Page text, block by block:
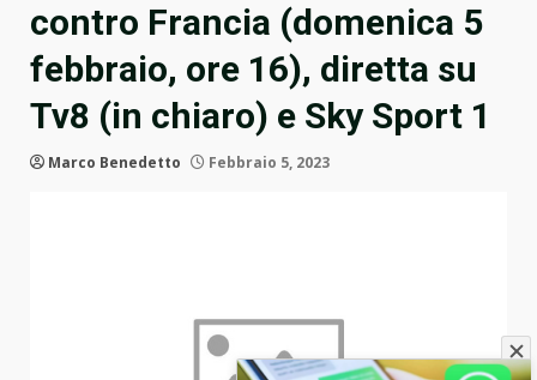
contro Francia (domenica 5
febbraio, ore 16), diretta su
Tv8 (in chiaro) e Sky Sport 1
Marco Benedetto Febbraio 5, 2023